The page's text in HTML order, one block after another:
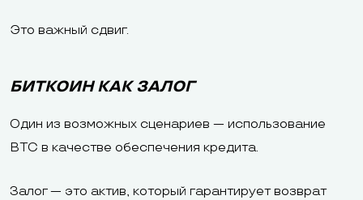
Это важный сдвиг.
БИТКОИН КАК ЗАЛОГ
Один из возможных сценариев — использование
BTC в качестве обеспечения кредита.
Залог — это актив, который гарантирует возврат